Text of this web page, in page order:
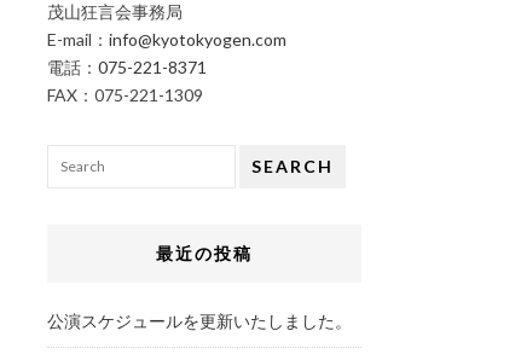
茂山狂言会事務局
E-mail： info@kyotokyogen.com
電話： 075-221-8371
FAX：075-221-1309
SEARCH
最近の投稿
公演スケジュールを更新いたしました。